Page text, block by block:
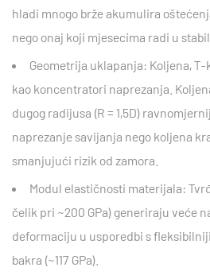
hladi mnogo brže akumulira
nego onaj koji mjesecima radi u
Geometrija uklapanja: Koljena,
kao koncentratori naprezanja.
dugog radijusa (R = 1,5D)
naprezanje savijanja nego koljena
smanjujući rizik od zamora.
Modul elastičnosti materijala:
čelik pri ~200 GPa) generiraju veće
deformaciju u usporedbi s
bakra (~117 GPa).